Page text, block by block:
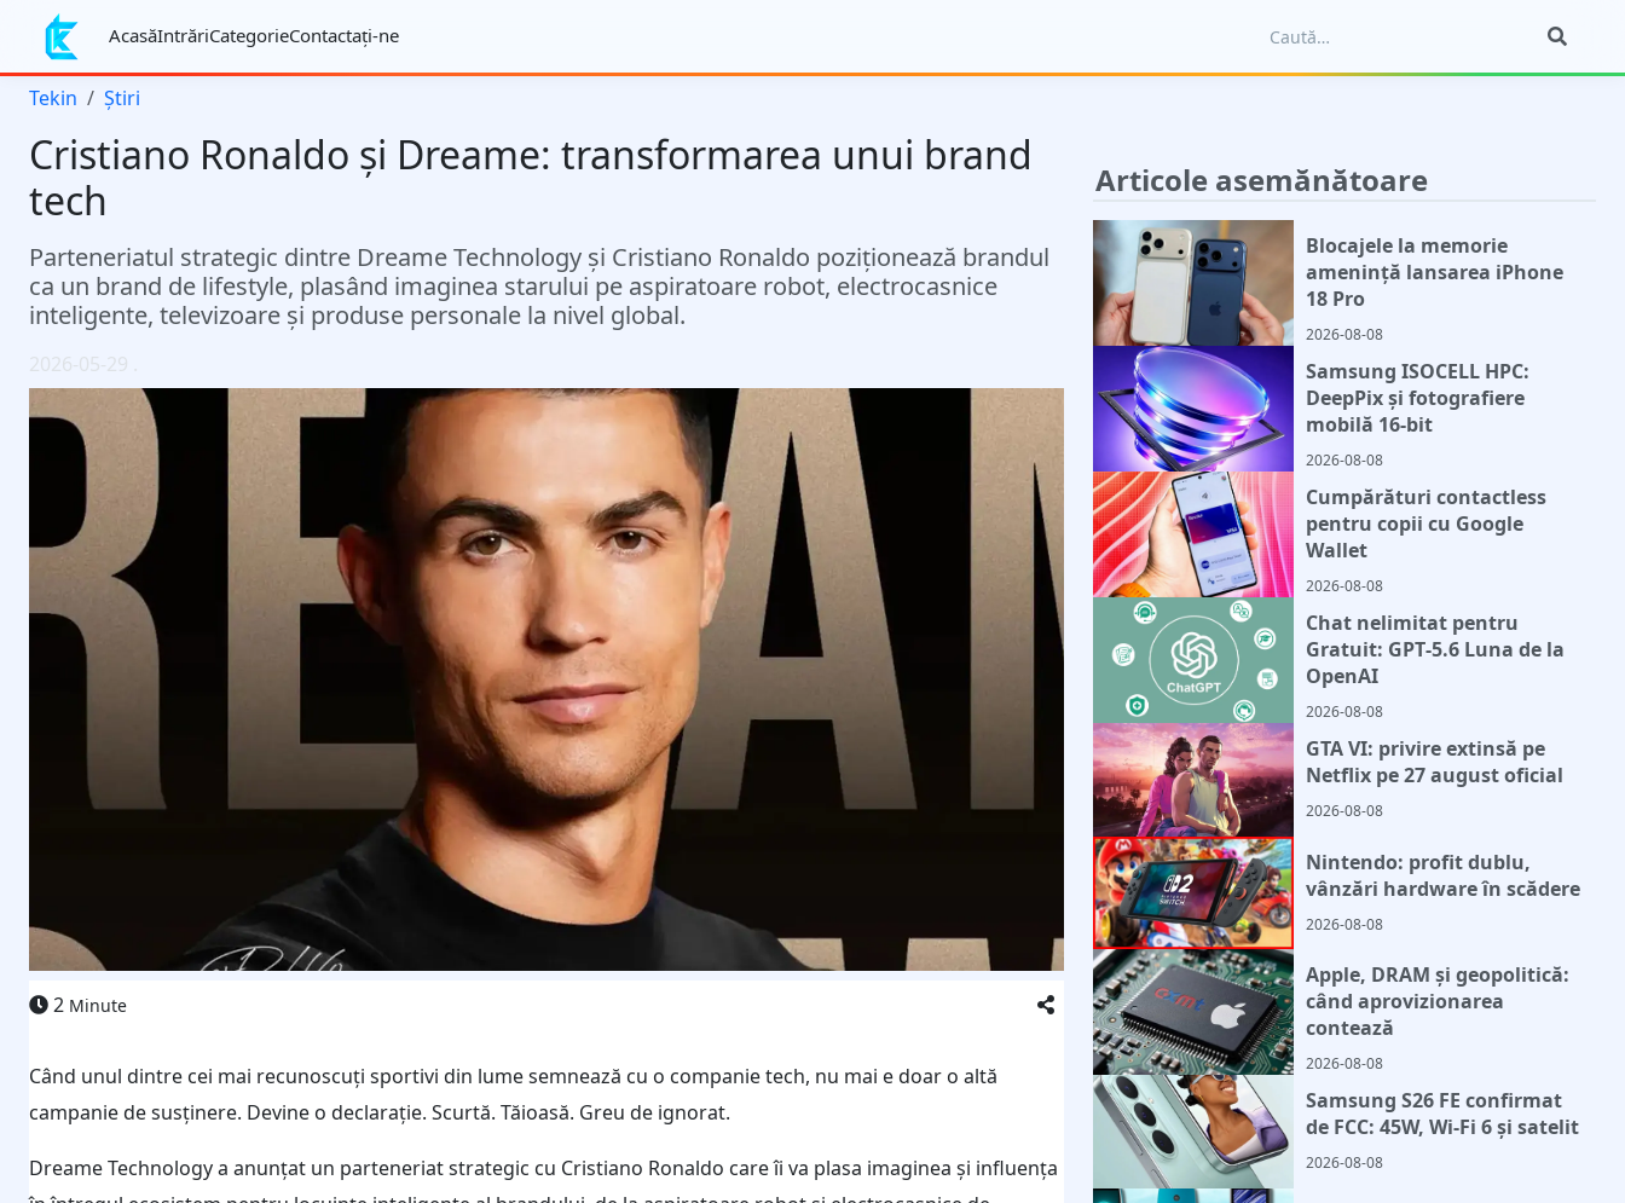
AcasăIntrăriCategorieContactaţi-ne
Tekin Știri
Cristiano Ronaldo și Dreame: transformarea unui brand
tech
Parteneriatul strategic dintre Dreame Technology și Cristiano Ronaldo poziționează brandul
ca un brand de lifestyle, plasând imaginea starului pe aspiratoare robot, electrocasnice
inteligente, televizoare și produse personale la nivel global.
2026-05-29 .
2 Minute
Când unul dintre cei mai recunoscuți sportivi din lume semnează cu o companie tech, nu mai e doar o altă
campanie de susținere. Devine o declarație. Scurtă. Tăioasă. Greu de ignorat.
Dreame Technology a anunțat un parteneriat strategic cu Cristiano Ronaldo care îi va plasa imaginea și influența
Articole asemănătoare
Blocajele la memorie
amenință lansarea iPhone
18 Pro
2026-08-08
Samsung ISOCELL HPC:
DeepPix și fotografiere
mobilă 16-bit
2026-08-08
Cumpărături contactless
pentru copii cu Google
Wallet
2026-08-08
Chat nelimitat pentru
Gratuit: GPT‑5.6 Luna de la
OpenAI
2026-08-08
GTA VI: privire extinsă pe
Netflix pe 27 august oficial
2026-08-08
Nintendo: profit dublu,
vânzări hardware în scădere
2026-08-08
Apple, DRAM și geopolitică:
când aprovizionarea
contează
2026-08-08
Samsung S26 FE confirmat
de FCC: 45W, Wi-Fi 6 și satelit
2026-08-08